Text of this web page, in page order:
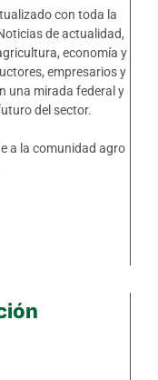
con toda la
de actualidad,
economía y
empresarios y
una mirada federal y
del sector.
a la comunidad agro